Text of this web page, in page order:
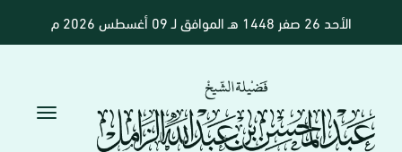
الأحد 26 صفر 1448 هـ الموافق لـ 09 أغسطس 2026 م